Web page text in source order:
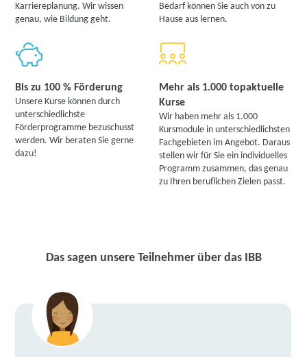
Karriereplanung. Wir wissen
genau, wie Bildung geht.
Bedarf können Sie auch von zu
Hause aus lernen.
Bis zu 100 % Förderung
Unsere Kurse können durch
unterschiedlichste
Förderprogramme bezuschusst
werden. Wir beraten Sie gerne
dazu!
Mehr als 1.000 topaktuelle
Kurse
Wir haben mehr als 1.000
Kursmodule in unterschiedlichsten
Fachgebieten im Angebot. Daraus
stellen wir für Sie ein individuelles
Programm zusammen, das genau
zu Ihren beruflichen Zielen passt.
Das sagen unsere Teilnehmer über das IBB